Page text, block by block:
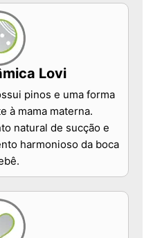
Lovi
pinos e uma forma
à mama materna.
natural de sucção e
harmonioso da boca